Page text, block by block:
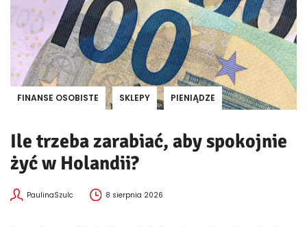
FINANSE OSOBISTE SKLEPY PIENIĄDZE
Ile trzeba zarabiać, aby spokojnie
żyć w Holandii?
PaulinaSzulc 8 sierpnia 2026